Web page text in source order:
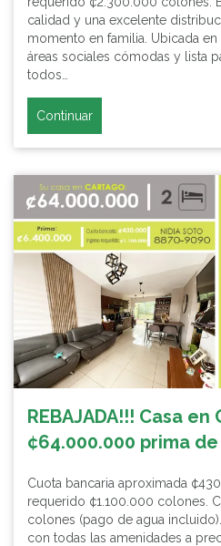
calidad y una excelente
momento en familia. Ubicada en
áreas sociales cómodas y lista
todos…
Continuar
REBAJADA!!! Casa en
¢64.000.000 prima
Cuota bancaria aproximada
requerido ¢1.100.000 colones.
colones (pago de agua
con todas las amenidades a